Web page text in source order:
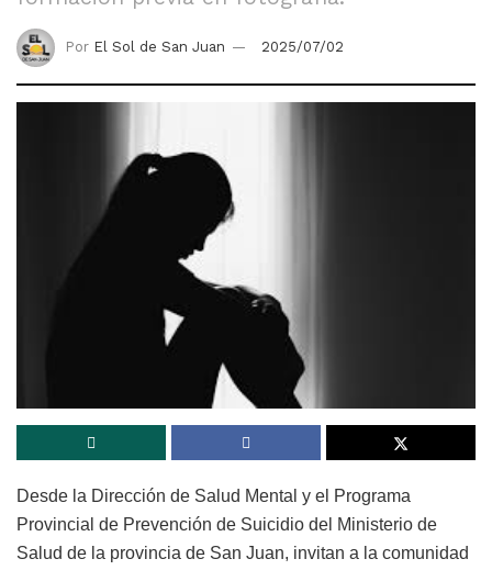
Por El Sol de San Juan 2025/07/02
Desde la Dirección de Salud Mental y el Programa
Provincial de Prevención de Suicidio del Ministerio de
Salud de la provincia de San Juan, invitan a la comunidad